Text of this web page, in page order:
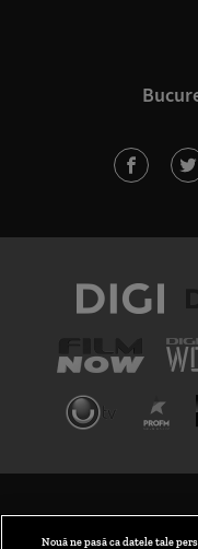
Nouă ne pasă ca datele tale